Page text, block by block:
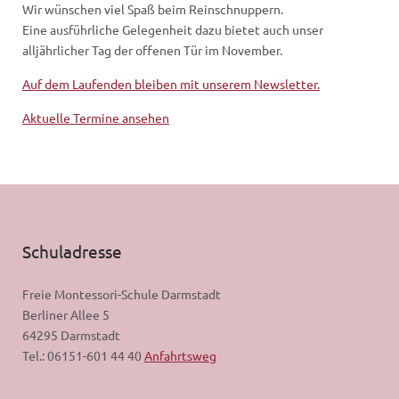
Wir wünschen viel Spaß beim Reinschnuppern.
Eine ausführliche Gelegenheit dazu bietet auch unser
alljährlicher Tag der offenen Tür im November.
Auf dem Laufenden bleiben mit unserem Newsletter.
Aktuelle Termine ansehen
Schuladresse
Freie Montessori-Schule Darmstadt
Berliner Allee 5
64295 Darmstadt
Tel.: 06151-601 44 40Anfahrtsweg